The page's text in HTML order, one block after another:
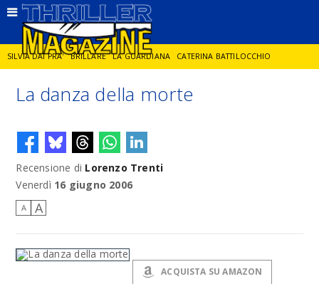
SILVIA DAI PRA' BRILLARE LA GUARDIANA CATERINA BATTILOCCHIO
JORGE DIAZ LA SPIA DELITTO IN CORNICE GIANCARLO DE CATALDO
DIEGO ZANDEL GLI ANNI DI PIETRA
La danza della morte
Recensione di Lorenzo Trenti
Venerdì 16 giugno 2006
A A
ACQUISTA SU AMAZON